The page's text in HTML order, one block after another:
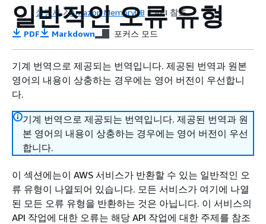
설명서 Amazon MemoryDB API 참조
일반적인 오류 유형
PDF Markdown 포커스 모드
기계 번역으로 제공되는 번역입니다. 제공된 번역과 원본
영어의 내용이 상충하는 경우에는 영어 버전이 우선합니
다.
기계 번역으로 제공되는 번역입니다. 제공된 번역과 원
본 영어의 내용이 상충하는 경우에는 영어 버전이 우선
합니다.
이 섹션에는이 AWS 서비스가 반환할 수 있는 일반적인 오
류 유형이 나열되어 있습니다. 모든 서비스가 여기에 나열
된 모든 오류 유형을 반환하는 것은 아닙니다. 이 서비스의
API 작업에 대한 오류는 해당 API 작업에 대한 주제를 참조